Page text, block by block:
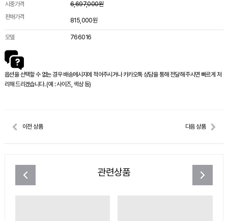
시중가격
6,697,000원
판매가격
815,000원
모델 766016
옵션을 선택할 수 없는 경우 배송메시지에 적어주시거나 카카오톡 상담을 통해 전달해 주시면 빠르게 처
리해 드리겠습니다. (예 : 사이즈, 색상 등)
이전 상품 다음 상품
관련상품